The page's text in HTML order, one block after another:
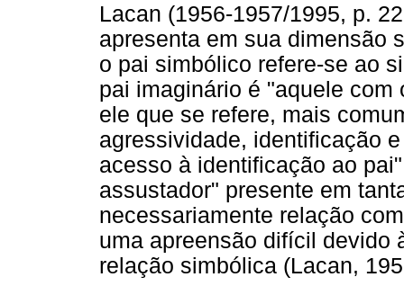
Lacan (1956-1957/1995, p.
apresenta em sua dimensão
o pai simbólico refere-se ao
pai imaginário é "aquele
ele que se refere, mais
agressividade, identificação
acesso à identificação ao
assustador" presente em
necessariamente relação
uma apreensão difícil devido
relação simbólica (Lacan,